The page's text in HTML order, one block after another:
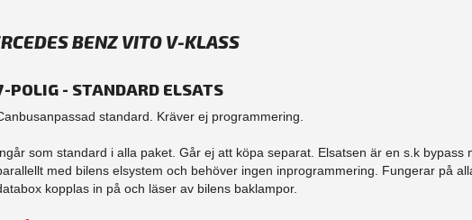
BENZ VITO V-KLASS
POLIG - STANDARD ELSATS
standard. Kräver ej programmering.
som standard i alla paket. Går ej att köpa separat. Elsatsen är en s.k bypass
med bilens elsystem och behöver ingen inprogrammering. Fungerar på
kopplas in på och läser av bilens baklampor.